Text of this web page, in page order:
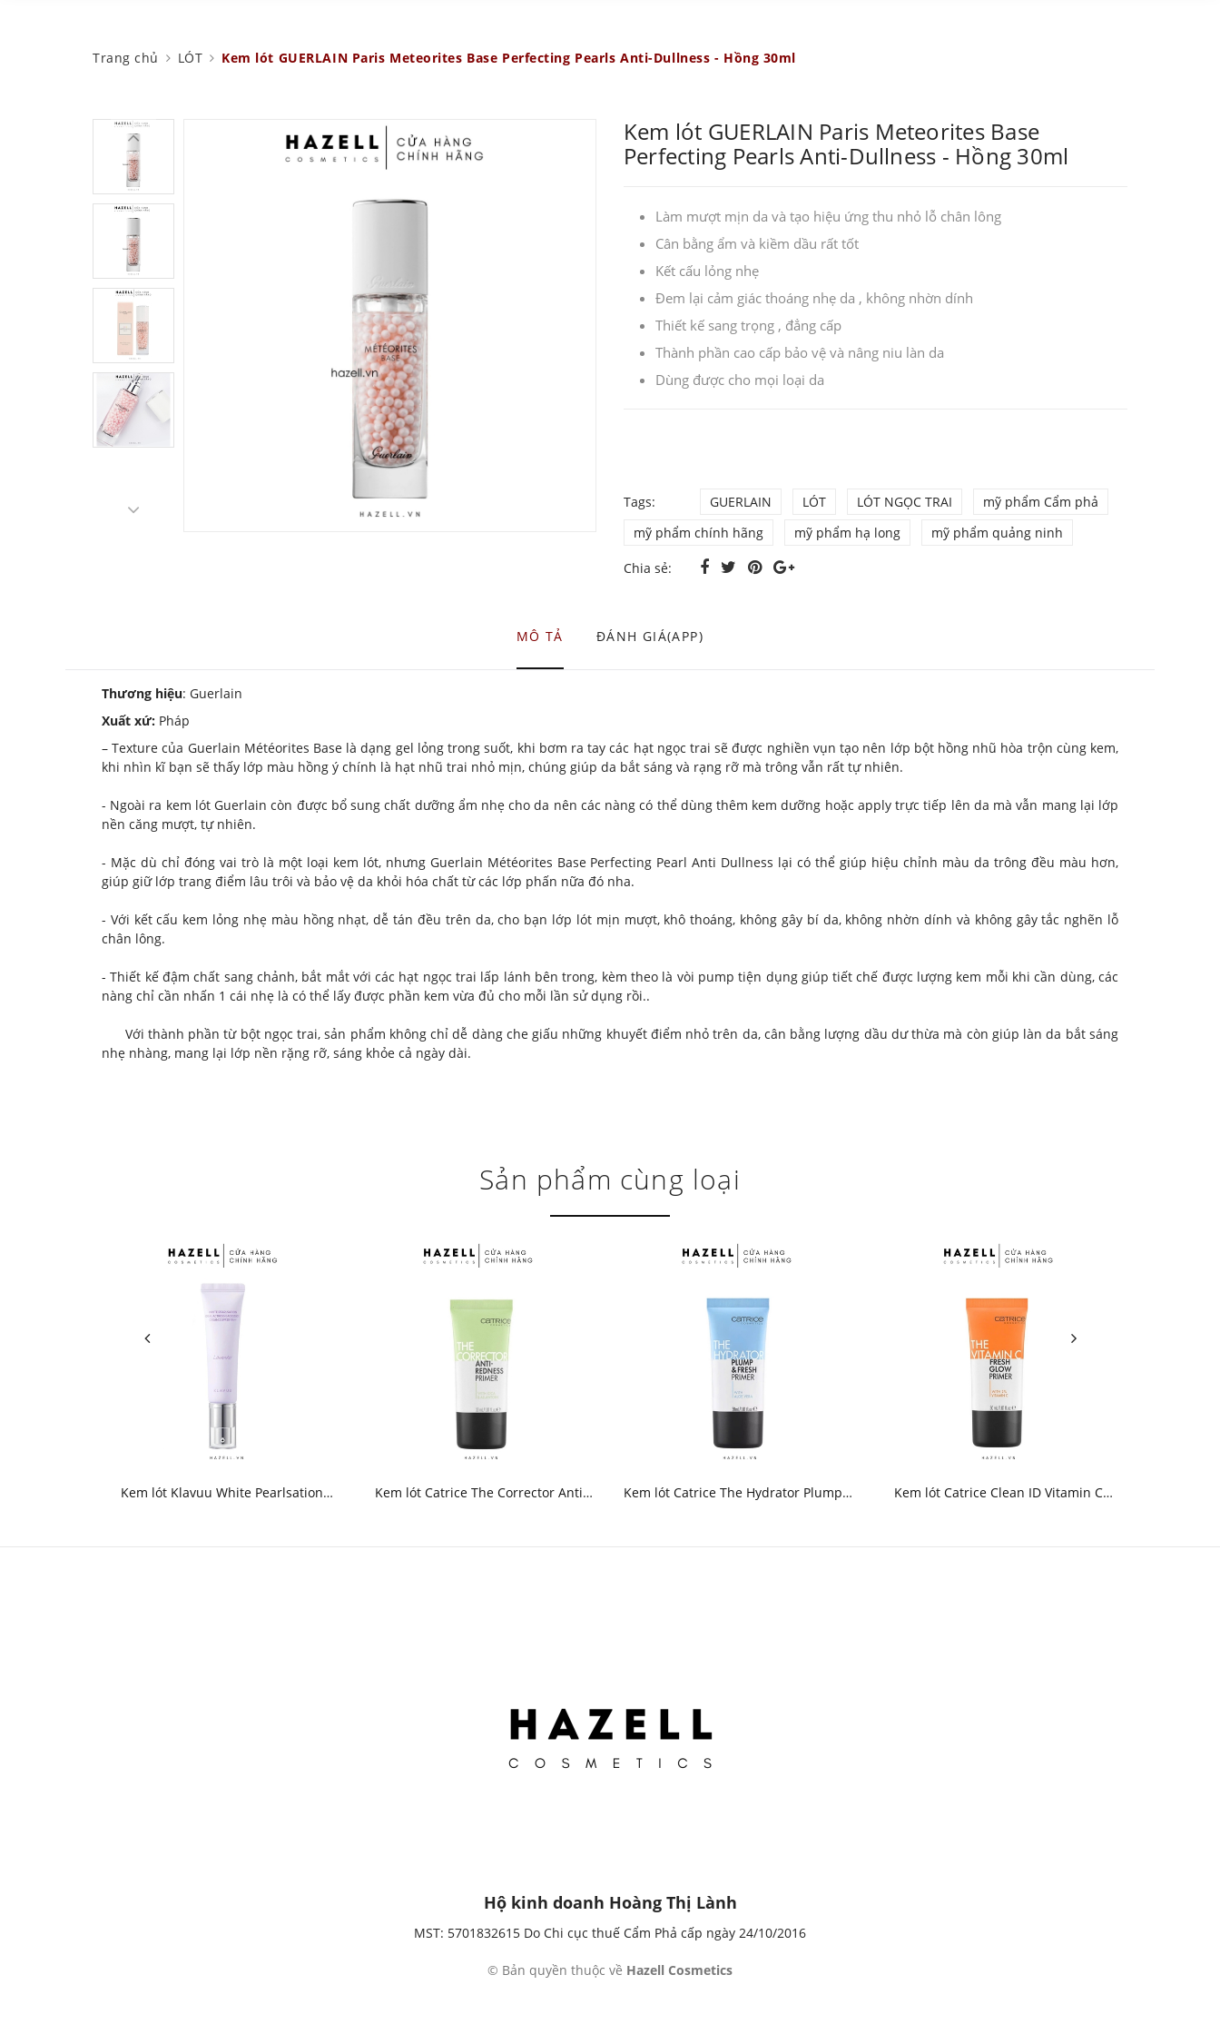
Trang chủ LÓT Kem lót GUERLAIN Paris Meteorites Base Perfecting Pearls Anti-Dullness - Hồng 30ml
Kem lót GUERLAIN Paris Meteorites Base
Perfecting Pearls Anti-Dullness - Hồng 30ml
Làm mượt mịn da và tạo hiệu ứng thu nhỏ lỗ chân lông
Cân bằng ẩm và kiềm dầu rất tốt
Kết cấu lỏng nhẹ
Đem lại cảm giác thoáng nhẹ da , không nhờn dính
Thiết kế sang trọng , đẳng cấp
Thành phần cao cấp bảo vệ và nâng niu làn da
Dùng được cho mọi loại da
Tags: GUERLAIN LÓT LÓT NGỌC TRAI
mỹ phẩm Cẩm phả
mỹ phẩm chính hãng
mỹ phẩm hạ long mỹ phẩm quảng ninh
Chia sẻ:
MÔ TẢ ĐÁNH GIÁ(APP)
Thương hiệu: Guerlain
Xuất xứ: Pháp
– Texture của Guerlain Météorites Base là dạng gel lỏng trong suốt, khi bơm ra tay các hạt ngọc trai sẽ được nghiền vụn tạo nên lớp bột hồng nhũ hòa trộn cùng kem,
khi nhìn kĩ bạn sẽ thấy lớp màu hồng ý chính là hạt nhũ trai nhỏ mịn, chúng giúp da bắt sáng và rạng rỡ mà trông vẫn rất tự nhiên.
- Ngoài ra kem lót Guerlain còn được bổ sung chất dưỡng ẩm nhẹ cho da nên các nàng có thể dùng thêm kem dưỡng hoặc apply trực tiếp lên da mà vẫn mang lại lớp
nền căng mượt, tự nhiên.
- Mặc dù chỉ đóng vai trò là một loại kem lót, nhưng Guerlain Météorites Base Perfecting Pearl Anti Dullness lại có thể giúp hiệu chỉnh màu da trông đều màu hơn,
giúp giữ lớp trang điểm lâu trôi và bảo vệ da khỏi hóa chất từ các lớp phấn nữa đó nha.
- Với kết cấu kem lỏng nhẹ màu hồng nhạt, dễ tán đều trên da, cho bạn lớp lót mịn mượt, khô thoáng, không gây bí da, không nhờn dính và không gây tắc nghẽn lỗ
chân lông.
- Thiết kế đậm chất sang chảnh, bắt mắt với các hạt ngọc trai lấp lánh bên trong, kèm theo là vòi pump tiện dụng giúp tiết chế được lượng kem mỗi khi cần dùng, các
nàng chỉ cần nhấn 1 cái nhẹ là có thể lấy được phần kem vừa đủ cho mỗi lần sử dụng rồi..
Với thành phần từ bột ngọc trai, sản phẩm không chỉ dễ dàng che giấu những khuyết điểm nhỏ trên da, cân bằng lượng dầu dư thừa mà còn giúp làn da bắt sáng
nhẹ nhàng, mang lại lớp nền rặng rỡ, sáng khỏe cả ngày dài.
Sản phẩm cùng loại
Kem lót Klavuu White Pearlsation
Kem lót Catrice The Corrector Anti-
Kem lót Catrice The Hydrator Plump &
Kem lót Catrice Clean ID Vitamin C
Hộ kinh doanh Hoàng Thị Lành
MST: 5701832615 Do Chi cục thuế Cẩm Phả cấp ngày 24/10/2016
© Bản quyền thuộc về Hazell Cosmetics